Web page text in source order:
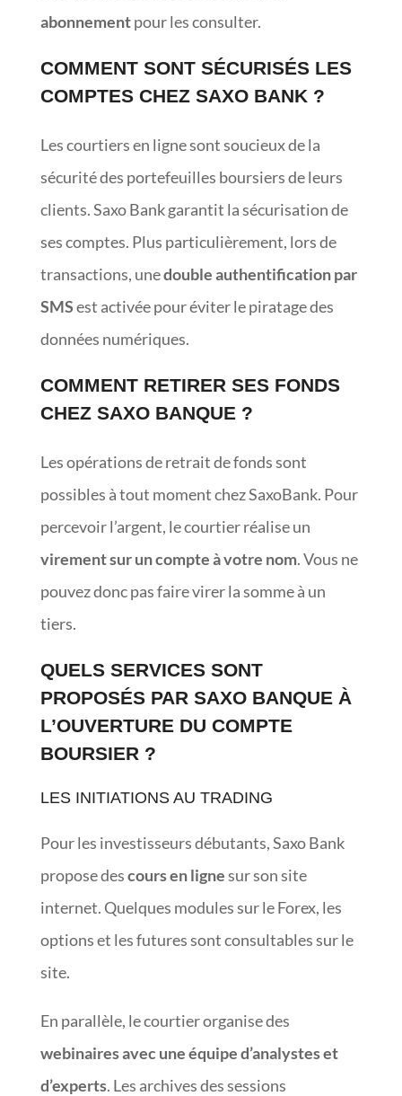
abonnementpour les consulter.
COMMENT SONT SÉCURISÉS LES
COMPTES CHEZ SAXO BANK ?
Les courtiers en ligne sont soucieux de la
sécurité des portefeuilles boursiers de leurs
clients. Saxo Bank garantit la sécurisation de
ses comptes. Plus particulièrement, lors de
transactions, unedouble authentification par
SMSest activée pour éviter le piratage des
données numériques.
COMMENT RETIRER SES FONDS
CHEZ SAXO BANQUE ?
Les opérations de retrait de fonds sont
possibles à tout moment chez SaxoBank. Pour
percevoir l’argent, le courtier réalise un
virement sur un compte à votre nom. Vous ne
pouvez donc pas faire virer la somme à un
tiers.
QUELS SERVICES SONT
PROPOSÉS PAR SAXO BANQUE À
L’OUVERTURE DU COMPTE
BOURSIER ?
LES INITIATIONS AU TRADING
Pour les investisseurs débutants, Saxo Bank
propose descours en lignesur son site
internet. Quelques modules sur le Forex, les
options et les futures sont consultables sur le
site.
En parallèle, le courtier organise des
webinaires avec une équipe d’analystes et
d’experts. Les archives des sessions